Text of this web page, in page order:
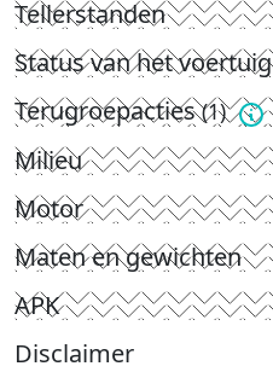
Tellerstanden
Status van het voertuig
Terugroepacties(1)
Milieu
Motor
Maten en gewichten
APK
Disclaimer